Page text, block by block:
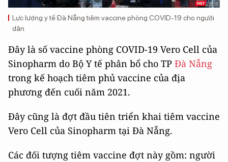
Lực lượng y tế Đà Nẵng tiêm vaccine phòng COVID-19 cho người
dân
Đây là số vaccine phòng COVID-19 Vero Cell của
Sinopharm do Bộ Y tế phân bổ cho TP Đà Nẵng
trong kế hoạch tiêm phủ vaccine của địa
phương đến cuối năm 2021.
Đây cũng là đợt đầu tiên triển khai tiêm vaccine
Vero Cell của Sinopharm tại Đà Nẵng.
Các đối tượng tiêm vaccine đợt này gồm: người